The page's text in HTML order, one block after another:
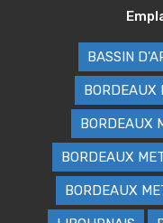
BASSIN
BORDEAUX
BORDEAUX
BORDEAUX
BORDEAUX